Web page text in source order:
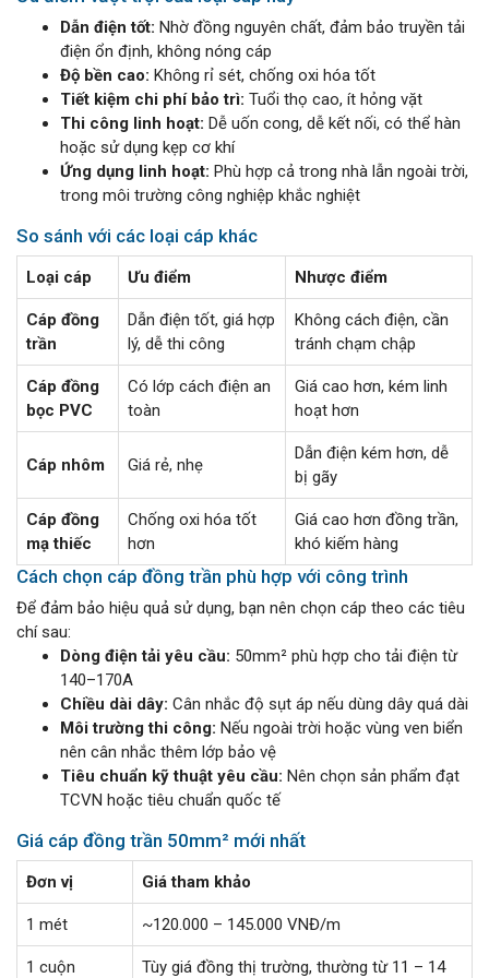
Dẫn điện tốt: Nhờ đồng nguyên chất, đảm bảo truyền tải
điện ổn định, không nóng cáp
Độ bền cao: Không rỉ sét, chống oxi hóa tốt
Tiết kiệm chi phí bảo trì: Tuổi thọ cao, ít hỏng vặt
Thi công linh hoạt: Dễ uốn cong, dễ kết nối, có thể hàn
hoặc sử dụng kẹp cơ khí
Ứng dụng linh hoạt: Phù hợp cả trong nhà lẫn ngoài trời,
trong môi trường công nghiệp khắc nghiệt
So sánh với các loại cáp khác
Loại cáp Ưu điểm Nhược điểm
Cáp đồng
trần
Dẫn điện tốt, giá hợp
lý, dễ thi công
Không cách điện, cần
tránh chạm chập
Cáp đồng
bọc PVC
Có lớp cách điện an
toàn
Giá cao hơn, kém linh
hoạt hơn
Cáp nhôm Giá rẻ, nhẹ
Dẫn điện kém hơn, dễ
bị gãy
Cáp đồng
mạ thiếc
Chống oxi hóa tốt
hơn
Giá cao hơn đồng trần,
khó kiếm hàng
Cách chọn cáp đồng trần phù hợp với công trình
Để đảm bảo hiệu quả sử dụng, bạn nên chọn cáp theo các tiêu
chí sau:
Dòng điện tải yêu cầu: 50mm² phù hợp cho tải điện từ
140–170A
Chiều dài dây: Cân nhắc độ sụt áp nếu dùng dây quá dài
Môi trường thi công: Nếu ngoài trời hoặc vùng ven biển
nên cân nhắc thêm lớp bảo vệ
Tiêu chuẩn kỹ thuật yêu cầu: Nên chọn sản phẩm đạt
TCVN hoặc tiêu chuẩn quốc tế
Giá cáp đồng trần 50mm² mới nhất
Đơn vị Giá tham khảo
1 mét ~120.000 – 145.000 VNĐ/m
1 cuộn Tùy giá đồng thị trường, thường từ 11 – 14